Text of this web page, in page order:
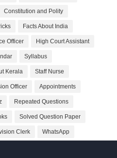
Constitution and Polity
Facts About India
Officer High Court Assistant
Syllabus
Kerala Staff Nurse
Officer Appointments
Repeated Questions
Solved Question Paper
Clerk WhatsApp